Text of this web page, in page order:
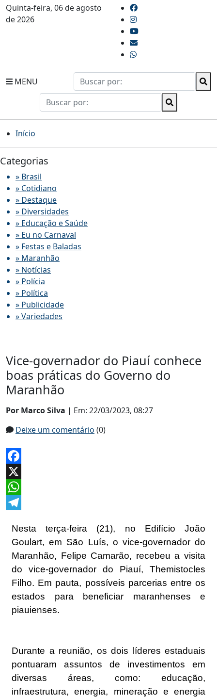
Quinta-feira, 06 de agosto
de 2026
MENU
Início
Categorias
» Brasil
» Cotidiano
» Destaque
» Diversidades
» Educação e Saúde
» Eu no Carnaval
» Festas e Baladas
» Maranhão
» Notícias
» Polícia
» Política
» Publicidade
» Variedades
Vice-governador do Piauí conhece
boas práticas do Governo do
Maranhão
Por Marco Silva | Em: 22/03/2023, 08:27
Deixe um comentário (0)
Facebook
X
WhatsApp
Nesta terça-feira (21), no Edifício João
Goulart, em São Luís, o vice-governador do
Maranhão, Felipe Camarão, recebeu a visita
do vice-governador do Piauí, Themistocles
Filho. Em pauta, possíveis parcerias entre os
estados para beneficiar maranhenses e
piauienses.
Durante a reunião, os dois líderes estaduais
pontuaram assuntos de investimentos em
diversas áreas, como: educação,
infraestrutura, energia, mineração e energia